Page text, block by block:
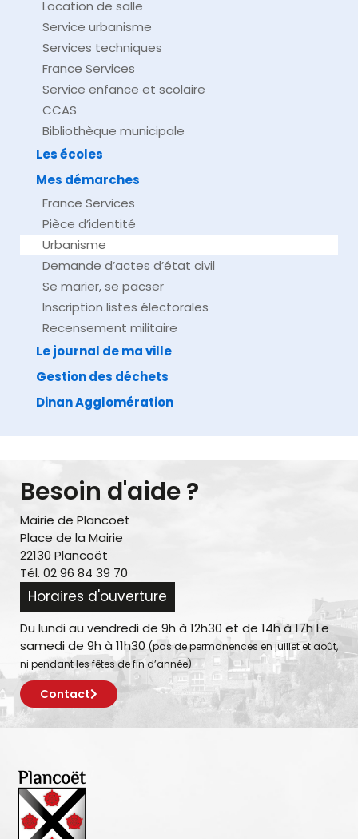
Location de salle
Service urbanisme
Services techniques
France Services
Service enfance et scolaire
CCAS
Bibliothèque municipale
Les écoles
Mes démarches
France Services
Pièce d’identité
Urbanisme
Demande d’actes d’état civil
Se marier, se pacser
Inscription listes électorales
Recensement militaire
Le journal de ma ville
Gestion des déchets
Dinan Agglomération
Besoin d'aide ?
Mairie de Plancoët
Place de la Mairie
22130 Plancoët
Tél. 02 96 84 39 70
Horaires d'ouverture
Du lundi au vendredi de 9h à 12h30 et de 14h à 17h Le
samedi de 9h à 11h30 (pas de permanences en juillet et août,
ni pendant les fêtes de fin d’année)
Contact